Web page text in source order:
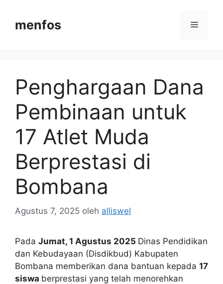
menfos Menu
Penghargaan Dana
Pembinaan untuk
17 Atlet Muda
Berprestasi di
Bombana
Agustus 7, 2025 oleh alliswel
Pada Jumat, 1 Agustus 2025 Dinas Pendidikan
dan Kebudayaan (Disdikbud) Kabupaten
Bombana memberikan dana bantuan kepada 17
siswa berprestasi yang telah menorehkan